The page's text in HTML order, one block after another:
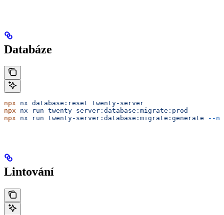
Databáze
npx nx database:reset twenty-server
npx nx run twenty-server:database:migrate:prod
npx nx run twenty-server:database:migrate:generate --
Lintování